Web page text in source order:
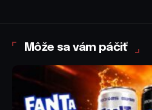
Môže sa vám páčiť